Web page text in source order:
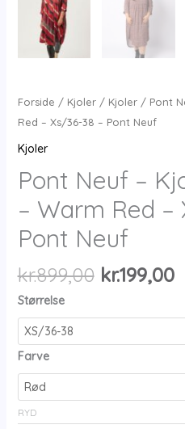
Forside / Kjoler/ Kjoler/ Pont
Red – Xs/36-38 – Pont Neuf
Kjoler
Pont Neuf –
– Warm Red –
Pont Neuf
kr.899,00 Den
pris
kr.199,00
Størrelse
Farve
RYD